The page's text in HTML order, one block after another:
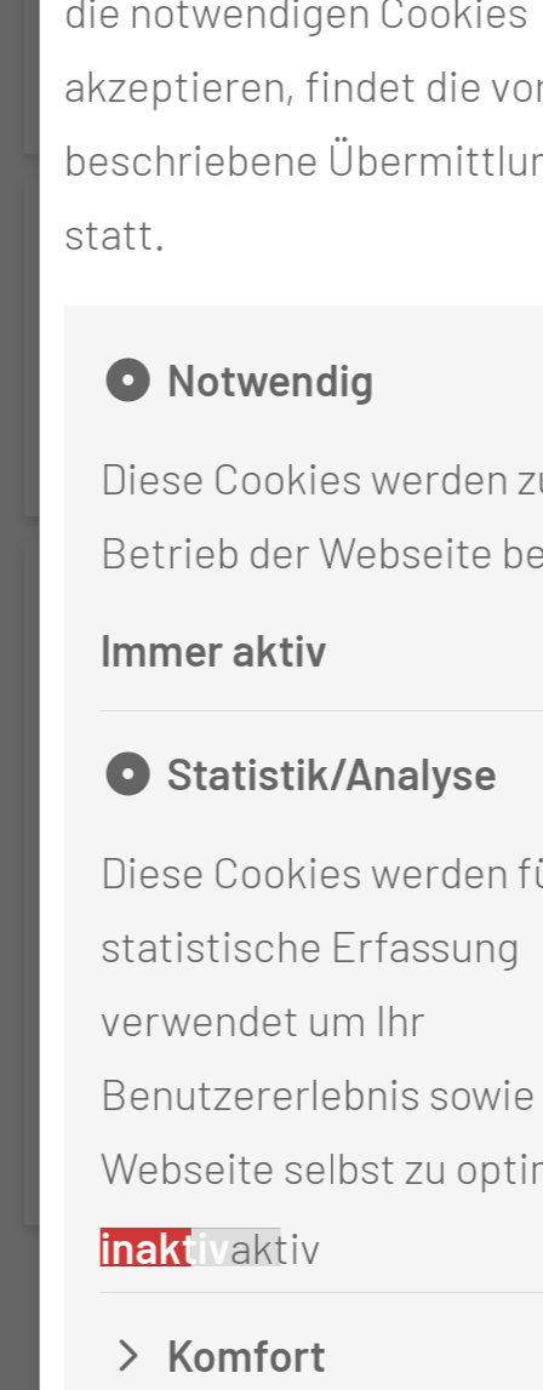
Vorhofflimmerns
(Pulmonalvenenisolation)
SE­PIA
Katheterbehandlung des
Vorhofflimmerns
telemedizinisch-
Sonographie zur
Qualitätsverbesserung der
Patientenversorgung in
ländlichen Gebieten
akzeptieren, findet die
beschriebene
statt.
Notwendig
Diese Cookies werden
Betrieb der Webseite
Immer aktiv
Statistik/Analyse
Diese Cookies werden
statistische Erfassung
verwendet um Ihr
Benutzererlebnis
Webseite selbst zu
inaktivaktiv
Komfort